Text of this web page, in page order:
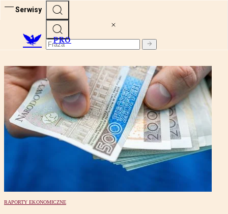
Serwisy
PRO
RAPORTY EKONOMICZNE